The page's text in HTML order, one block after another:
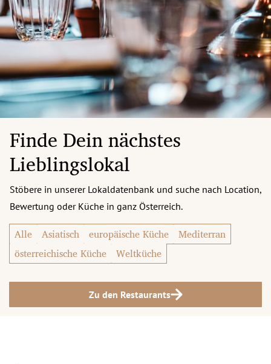
Finde Dein nächstes
Lieblingslokal
Stöbere in unserer Lokaldatenbank und suche nach Location,
Bewertung oder Küche in ganz Österreich.
Alle Asiatisch europäische Küche
Mediterran
österreichische Küche
Weltküche
Zu den Restaurants